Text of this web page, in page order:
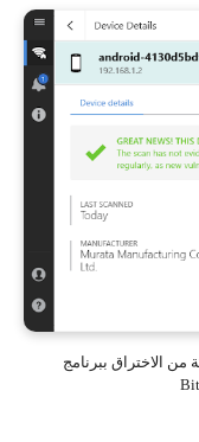
الاختراق ببرنامج